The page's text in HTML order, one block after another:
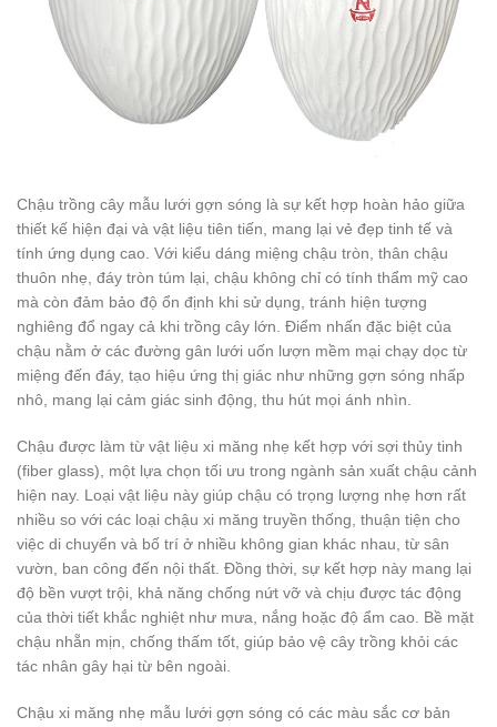
Chậu trồng cây mẫu lưới gợn sóng là sự kết hợp hoàn hảo giữa
thiết kế hiện đại và vật liệu tiên tiến, mang lại vẻ đẹp tinh tế và
tính ứng dụng cao. Với kiểu dáng miệng chậu tròn, thân chậu
thuôn nhẹ, đáy tròn túm lại, chậu không chỉ có tính thẩm mỹ cao
mà còn đảm bảo độ ổn định khi sử dụng, tránh hiện tượng
nghiêng đổ ngay cả khi trồng cây lớn. Điểm nhấn đặc biệt của
chậu nằm ở các đường gân lưới uốn lượn mềm mại chạy dọc từ
miệng đến đáy, tạo hiệu ứng thị giác như những gợn sóng nhấp
nhô, mang lại cảm giác sinh động, thu hút mọi ánh nhìn.
Chậu được làm từ vật liệu xi măng nhẹ kết hợp với sợi thủy tinh
(fiber glass), một lựa chọn tối ưu trong ngành sản xuất chậu cảnh
hiện nay. Loại vật liệu này giúp chậu có trọng lượng nhẹ hơn rất
nhiều so với các loại chậu xi măng truyền thống, thuận tiện cho
việc di chuyển và bố trí ở nhiều không gian khác nhau, từ sân
vườn, ban công đến nội thất. Đồng thời, sự kết hợp này mang lại
độ bền vượt trội, khả năng chống nứt vỡ và chịu được tác động
của thời tiết khắc nghiệt như mưa, nắng hoặc độ ẩm cao. Bề mặt
chậu nhẵn mịn, chống thấm tốt, giúp bảo vệ cây trồng khỏi các
tác nhân gây hại từ bên ngoài.
Chậu xi măng nhẹ mẫu lưới gợn sóng có các màu sắc cơ bản